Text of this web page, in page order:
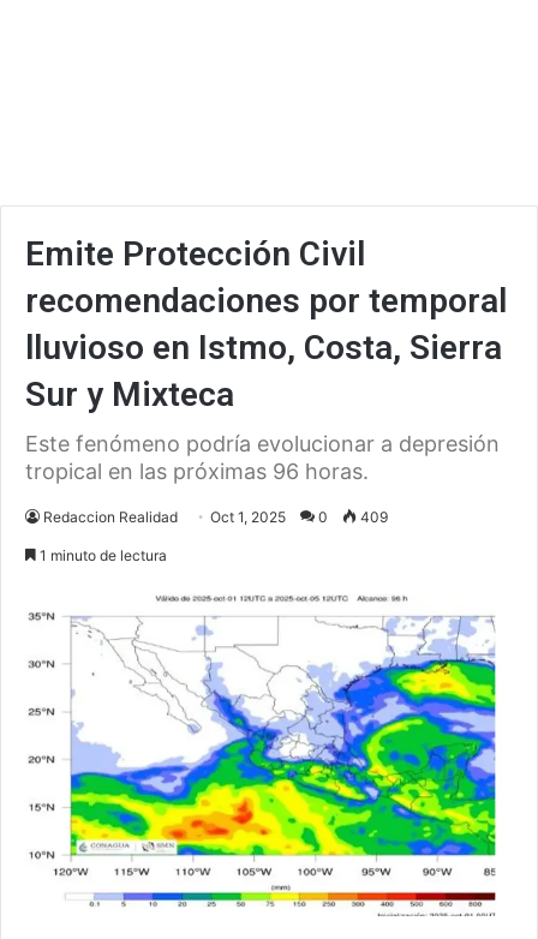
Emite Protección Civil
recomendaciones por temporal
lluvioso en Istmo, Costa, Sierra
Sur y Mixteca
Este fenómeno podría evolucionar a depresión
tropical en las próximas 96 horas.
Redaccion Realidad Oct 1, 2025 0 409
1 minuto de lectura